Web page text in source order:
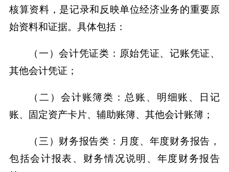
核算资料，是记录和反映单位经济业务的重要原
始资料和证据。具体包括：
（一）会计凭证类：原始凭证、记账凭证、
其他会计凭证；
（二）会计账簿类：总账、明细账、日记
账、固定资产卡片、辅助账簿、其他会计账簿；
（三）财务报告类：月度、年度财务报告，
包括会计报表、财务情况说明、年度财务报告